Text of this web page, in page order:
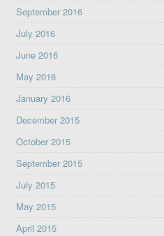
September 2016
July 2016
June 2016
May 2016
January 2016
December 2015
October 2015
September 2015
July 2015
May 2015
April 2015